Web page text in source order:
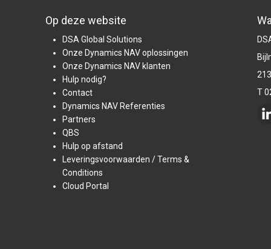
Op deze website
DSA Global Solutions
Onze Dynamics NAV oplossingen
Onze Dynamics NAV klanten
Hulp nodig?
Contact
Dynamics NAV Referenties
Partners
QBS
Hulp op afstand
Leveringsvoorwaarden / Terms &
Conditions
Cloud Portal
T